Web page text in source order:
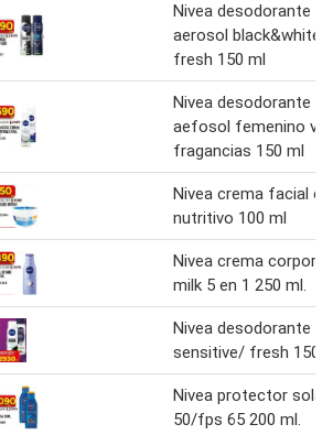
Nivea desodorante en
aerosol black&white/
fresh 150 ml
Nivea desodorante en
aefosol femenino
fragancias 150 ml
Nivea crema facial
nutritivo 100 ml
Nivea crema
milk 5 en 1 250 ml.
Nivea desodorante
sensitive/ fresh 150
Nivea protector
50/fps 65 200 ml.